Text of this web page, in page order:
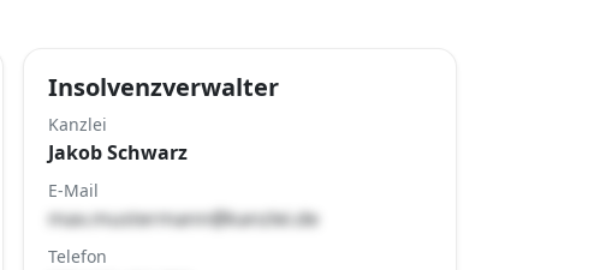
Insolvenzverwalter
Kanzlei
Jakob Schwarz
E-Mail
max.mustermann@kanzlei.de
Telefon